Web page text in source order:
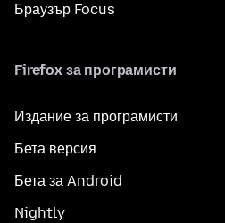
Браузър Focus
Firefox за програмисти
Издание за програмисти
Бета версия
Бета за Android
Nightly